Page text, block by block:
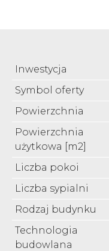
Inwestycja
Symbol oferty
Powierzchnia
Powierzchnia
użytkowa [m2]
Liczba pokoi
Liczba sypialni
Rodzaj budynku
Technologia
budowlana